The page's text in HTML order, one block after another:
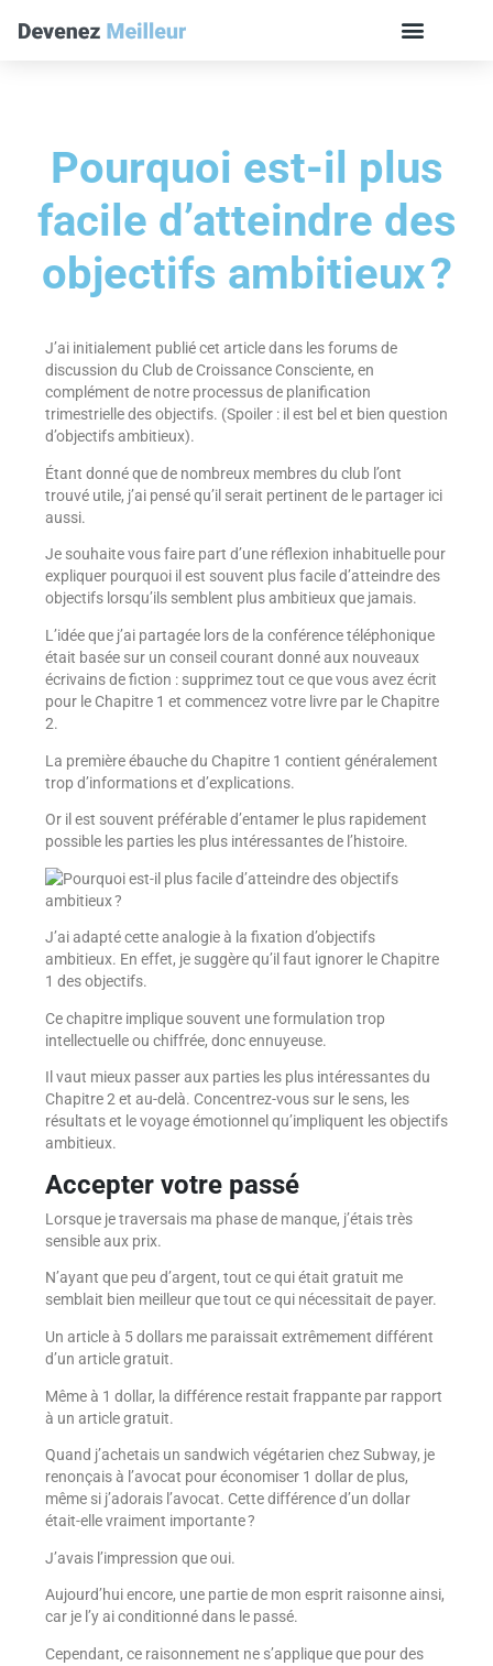
Pourquoi est-il plus
facile d’atteindre des
objectifs ambitieux ?
J’ai initialement publié cet article dans les forums de
discussion du Club de Croissance Consciente, en
complément de notre processus de planification
trimestrielle des objectifs. (Spoiler : il est bel et bien question
d’objectifs ambitieux).
Étant donné que de nombreux membres du club l’ont
trouvé utile, j’ai pensé qu’il serait pertinent de le partager ici
aussi.
Je souhaite vous faire part d’une réflexion inhabituelle pour
expliquer pourquoi il est souvent plus facile d’atteindre des
objectifs lorsqu’ils semblent plus ambitieux que jamais.
L’idée que j’ai partagée lors de la conférence téléphonique
était basée sur un conseil courant donné aux nouveaux
écrivains de fiction : supprimez tout ce que vous avez écrit
pour le Chapitre 1 et commencez votre livre par le Chapitre
2.
La première ébauche du Chapitre 1 contient généralement
trop d’informations et d’explications.
Or il est souvent préférable d’entamer le plus rapidement
possible les parties les plus intéressantes de l’histoire.
J’ai adapté cette analogie à la fixation d’objectifs
ambitieux. En effet, je suggère qu’il faut ignorer le Chapitre
1 des objectifs.
Ce chapitre implique souvent une formulation trop
intellectuelle ou chiffrée, donc ennuyeuse.
Il vaut mieux passer aux parties les plus intéressantes du
Chapitre 2 et au-delà. Concentrez-vous sur le sens, les
résultats et le voyage émotionnel qu’impliquent les objectifs
ambitieux.
Accepter votre passé
Lorsque je traversais ma phase de manque, j’étais très
sensible aux prix.
N’ayant que peu d’argent, tout ce qui était gratuit me
semblait bien meilleur que tout ce qui nécessitait de payer.
Un article à 5 dollars me paraissait extrêmement différent
d’un article gratuit.
Même à 1 dollar, la différence restait frappante par rapport
à un article gratuit.
Quand j’achetais un sandwich végétarien chez Subway, je
renonçais à l’avocat pour économiser 1 dollar de plus,
même si j’adorais l’avocat. Cette différence d’un dollar
était-elle vraiment importante ?
J’avais l’impression que oui.
Aujourd’hui encore, une partie de mon esprit raisonne ainsi,
car je l’y ai conditionné dans le passé.
Cependant, ce raisonnement ne s’applique que pour des